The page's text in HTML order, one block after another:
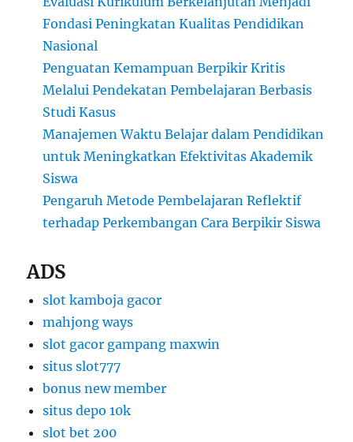
Fondasi Peningkatan Kualitas Pendidikan
Nasional
Penguatan Kemampuan Berpikir Kritis
Melalui Pendekatan Pembelajaran Berbasis
Studi Kasus
Manajemen Waktu Belajar dalam Pendidikan
untuk Meningkatkan Efektivitas Akademik
Siswa
Pengaruh Metode Pembelajaran Reflektif
terhadap Perkembangan Cara Berpikir Siswa
ADS
slot kamboja gacor
mahjong ways
slot gacor gampang maxwin
situs slot777
bonus new member
situs depo 10k
slot bet 200